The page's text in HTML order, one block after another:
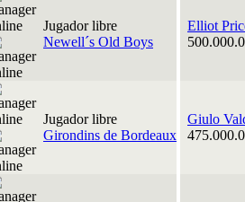
Jugador libre
Newell´s Old Boys
Elliot
Jugador libre
Girondins de Bordeaux
Giulo